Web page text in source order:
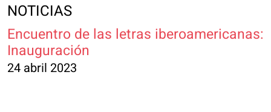
NOTICIAS
Encuentro de las letras iberoamericanas:
Inauguración
24 abril 2023